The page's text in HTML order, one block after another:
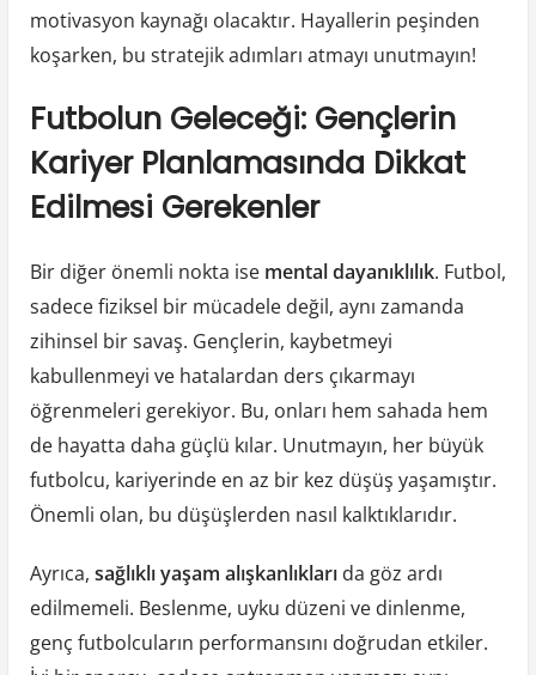
motivasyon kaynağı olacaktır. Hayallerin peşinden
koşarken, bu stratejik adımları atmayı unutmayın!
Futbolun Geleceği: Gençlerin
Kariyer Planlamasında Dikkat
Edilmesi Gerekenler
Bir diğer önemli nokta ise mental dayanıklılık. Futbol,
sadece fiziksel bir mücadele değil, aynı zamanda
zihinsel bir savaş. Gençlerin, kaybetmeyi
kabullenmeyi ve hatalardan ders çıkarmayı
öğrenmeleri gerekiyor. Bu, onları hem sahada hem
de hayatta daha güçlü kılar. Unutmayın, her büyük
futbolcu, kariyerinde en az bir kez düşüş yaşamıştır.
Önemli olan, bu düşüşlerden nasıl kalktıklarıdır.
Ayrıca, sağlıklı yaşam alışkanlıklarıda göz ardı
edilmemeli. Beslenme, uyku düzeni ve dinlenme,
genç futbolcuların performansını doğrudan etkiler.